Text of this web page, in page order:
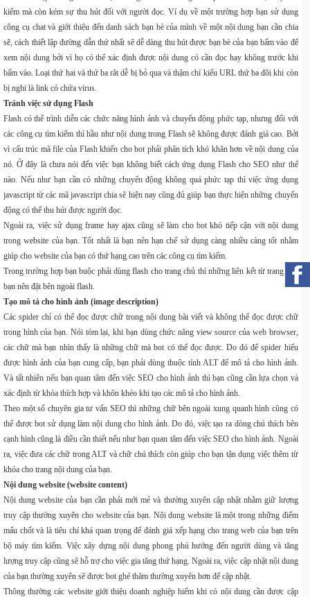
kiếm mà còn kém sự thu hút đối với người đọc. Ví dụ về một trường hợp bạn sử dụng
công cụ chat và giới thiệu đến danh sách bạn bè của mình về một nội dung bạn cần chia
sẽ, cách thiết lập đường dẫn thứ nhất sẽ dễ dàng thu hút được bạn bè của bạn bấm vào để
xem nội dung bởi vì họ có thể xác định được nội dung có cần đọc hay không trước khi
bấm vào. Loại thứ hai và thứ ba rât dễ bị bỏ qua và thậm chí kiểu URL thứ ba đôi khi còn
bị nghi là link có chứa virus.
Tránh việc sử dụng Flash
Flash có thể trình diễn các chức năng hình ảnh và chuyển động phức tạp, nhưng đối với
các công cụ tìm kiếm thì hầu như nội dung trong Flash sẽ không được đánh giá cao. Bởi
vì cấu trúc mã file của Flash khiến cho bot phải phân tích khó khăn hơn về nội dung của
nó. Ở đây là chưa nói đến việc bạn không biết cách ứng dụng Flash cho SEO như thế
nào. Nếu như bạn cần có những chuyển động không quá phức tạp thì việc ứng dụng
javascript từ các mã javascript chia sẽ hiện nay cũng đủ giúp bạn thực hiện những chuyển
động có thể thu hút được người đọc.
Ngoài ra, việc sử dụng frame hay ajax cũng sẽ làm cho bot khó tiếp cận với nội dung
trong website của bạn. Tốt nhất là bạn nên hạn chế sử dụng càng nhiều càng tốt nhằm
giúp cho website của bạn có thứ hạng cao trên các công cụ tìm kiếm.
Trong trường hợp bạn buộc phải dùng flash cho trang chủ thì những liên kết từ trang này
bạn nên đặt bên ngoài flash.
Tạo mô tả cho hình ảnh (image description)
Các spider chỉ có thể đọc được chữ trong nội dung bài viết và không thể đọc được chữ
trong hình của bạn. Nói tóm lại, khi bạn dùng chức năng view source của web browser,
các chữ mà bạn nhìn thấy là những chữ mà bot có thể đọc được. Do đó để spider hiểu
được hình ảnh của bạn cung cấp, bạn phải dùng thuộc tính ALT để mô tả cho hình ảnh.
Và tất nhiên nếu bạn quan tâm đến việc SEO cho hình ảnh thì bạn cũng cần lựa chọn và
xác định từ khóa thích hợp và khôn khéo khi tạo các mô tả cho hình ảnh.
Theo một số chuyên gia tư vấn SEO thì những chữ bên ngoài xung quanh hình cũng có
thể được bot sử dụng làm nội dung cho hình ảnh. Do đó, việc tạo ra dòng chú thích bên
cạnh hình cũng là điều cần thiết nếu như bạn quan tâm đến việc SEO cho hình ảnh. Ngoài
ra, việc đưa các chữ trong ALT và chữ chú thích còn giúp cho bạn tận dụng việc thêm từ
khóa cho trang nội dung của bạn.
Nội dung website (website content)
Nội dung website của bạn cần phải mới mẻ và thường xuyên cập nhật nhằm giữ lượng
truy cập thường xuyên cho website của bạn. Nội dung website là một trong những điểm
mấu chốt và là tiêu chí khá quan trọng để đánh giá xếp hạng cho trang web của bạn trên
bộ máy tìm kiếm. Việc xây dựng nội dung phong phú hướng đến người dùng và tăng
lượng truy cập cũng sẽ hỗ trợ cho việc gia tăng thứ hạng. Ngoài ra, việc cập nhật nội dung
của bạn thường xuyên sẽ được bot ghé thăm thường xuyên hơn để cập nhật.
Thông thường các website giới thiệu doanh nghiệp hiếm khi có nội dung cần được cập